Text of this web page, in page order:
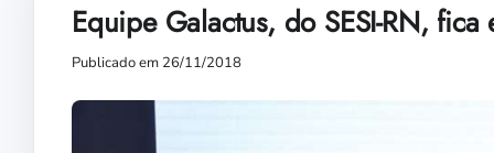
Equipe Galactus, do SESI-RN,
Publicado em 26/11/2018